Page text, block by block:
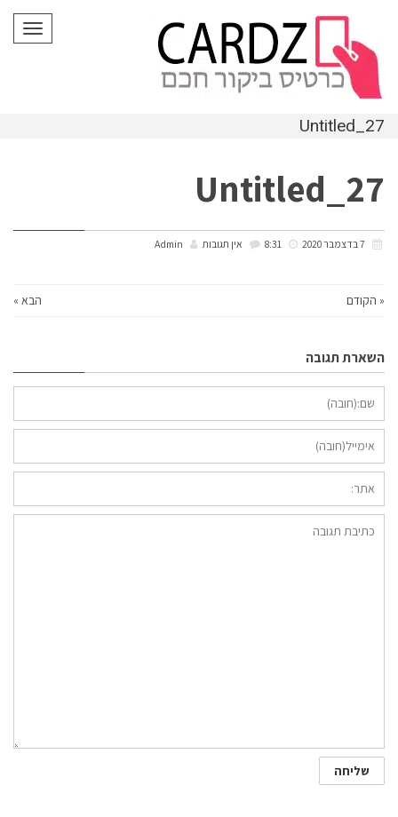
תפריט
Untitled_27
Untitled_27
אין תגובות Admin
« הקודם הבא »
השארת תגובה